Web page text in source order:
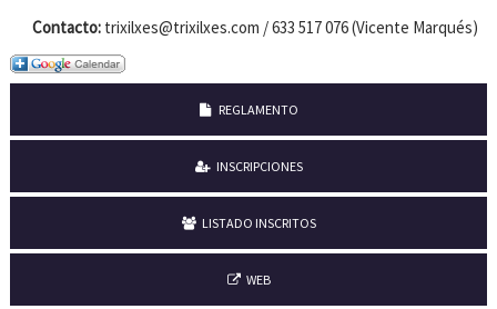
Contacto: trixilxes@trixilxes.com / 633 517 076 (Vicente Marqués)
REGLAMENTO
INSCRIPCIONES
LISTADO INSCRITOS
WEB